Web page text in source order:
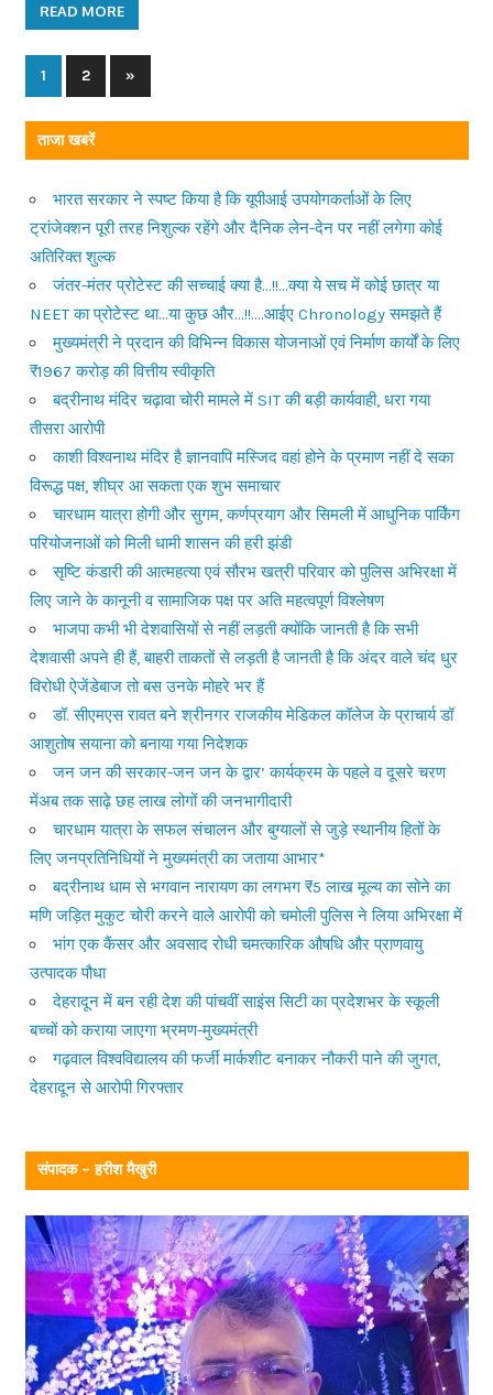
READ MORE
Posts
navigation
1 2
Next
Posts
»
ताजा खबरें
भारत सरकार ने स्पष्ट किया है कि यूपीआई उपयोगकर्ताओं के लिए
ट्रांजेक्शन पूरी तरह निशुल्क रहेंगे और दैनिक लेन-देन पर नहीं लगेगा कोई
अतिरिक्त शुल्क
जंतर-मंतर प्रोटेस्ट की सच्चाई क्या है…!!…क्या ये सच में कोई छात्र या
NEET का प्रोटेस्ट था…या कुछ और…!!….आईए Chronology समझते हैं
मुख्यमंत्री ने प्रदान की विभिन्न विकास योजनाओं एवं निर्माण कार्यों के लिए
₹1967 करोड़ की वित्तीय स्वीकृति
बद्रीनाथ मंदिर चढ़ावा चोरी मामले में SIT की बड़ी कार्यवाही, धरा गया
तीसरा आरोपी
काशी विश्वनाथ मंदिर है ज्ञानवापि मस्जिद वहां होने के प्रमाण नहीं दे सका
विरूद्ध पक्ष, शीघ्र आ सकता एक शुभ समाचार
चारधाम यात्रा होगी और सुगम, कर्णप्रयाग और सिमली में आधुनिक पार्किंग
परियोजनाओं को मिली धामी शासन की हरी झंडी
सृष्टि कंडारी की आत्महत्या एवं सौरभ खत्री परिवार को पुलिस अभिरक्षा में
लिए जाने के कानूनी व सामाजिक पक्ष पर अति महत्वपूर्ण विश्लेषण
भाजपा कभी भी देशवासियों से नहीं लड़ती क्योंकि जानती है कि सभी
देशवासी अपने ही हैं, बाहरी ताकतों से लड़ती है जानती है कि अंदर वाले चंद धुर
विरोधी ऐजेंडेबाज तो बस उनके मोहरे भर हैं
डॉ. सीएमएस रावत बने श्रीनगर राजकीय मेडिकल कॉलेज के प्राचार्य डॉ
आशुतोष सयाना को बनाया गया निदेशक
जन जन की सरकार-जन जन के द्वार’ कार्यक्रम के पहले व दूसरे चरण
मेंअब तक साढ़े छह लाख लोगों की जनभागीदारी
चारधाम यात्रा के सफल संचालन और बुग्यालों से जुड़े स्थानीय हितों के
लिए जनप्रतिनिधियों ने मुख्यमंत्री का जताया आभार*
बद्रीनाथ धाम से भगवान नारायण का लगभग ₹5 लाख मूल्य का सोने का
मणि जड़ित मुकुट चोरी करने वाले आरोपी को चमोली पुलिस ने लिया अभिरक्षा में
भांग एक कैंसर और अवसाद रोधी चमत्कारिक औषधि और प्राणवायु
उत्पादक पौधा
देहरादून में बन रही देश की पांचवीं साइंस सिटी का प्रदेशभर के स्कूली
बच्चों को कराया जाएगा भ्रमण-मुख्यमंत्री
गढ़वाल विश्वविद्यालय की फर्जी मार्कशीट बनाकर नौकरी पाने की जुगत,
देहरादून से आरोपी गिरफ्तार
संपादक – हरीश मैखुरी